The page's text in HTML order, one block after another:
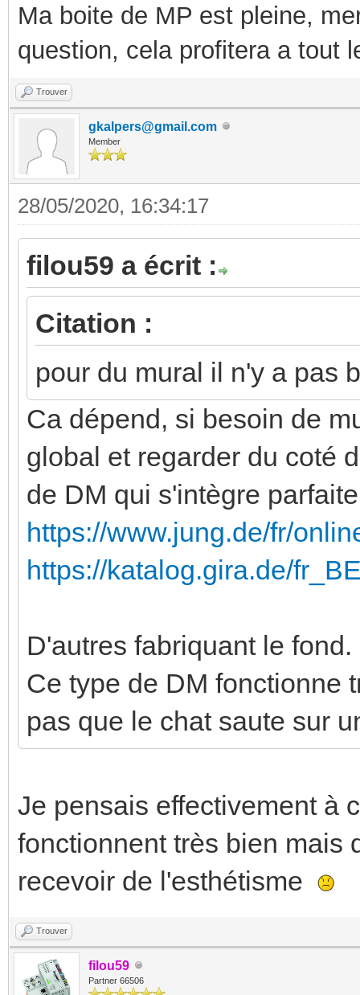
Ma boite de MP est pleine,
question, cela profitera a tout
Trouver
gkalpers@gmail.com
Member
28/05/2020, 16:34:17
filou59 a écrit :
Citation :
pour du mural il n'y a pas
Ca dépend, si besoin de
global et regarder du coté
de DM qui s'intègre
https://www.jung.de/fr/
https://katalog.gira.de/
D'autres fabriquant le fond.
Ce type de DM fonctionne
pas que le chat saute sur
Je pensais effectivement à
fonctionnent très bien mais
recevoir de l'esthétisme
Trouver
filou59
Partner 66506